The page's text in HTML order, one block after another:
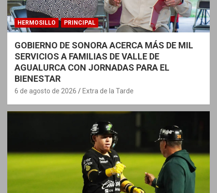
HERMOSILLO PRINCIPAL
GOBIERNO DE SONORA ACERCA MÁS DE MIL
SERVICIOS A FAMILIAS DE VALLE DE
AGUALURCA CON JORNADAS PARA EL
BIENESTAR
6 de agosto de 2026 Extra de la Tarde